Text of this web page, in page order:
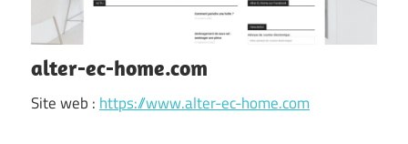
alter-ec-home.com
Site web : https://www.alter-ec-home.com